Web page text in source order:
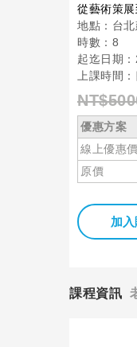
從藝術策展
地點：台北
時數：8
起迄日期
上課時間
優惠方案
線上優惠價
原價
加
課程資訊